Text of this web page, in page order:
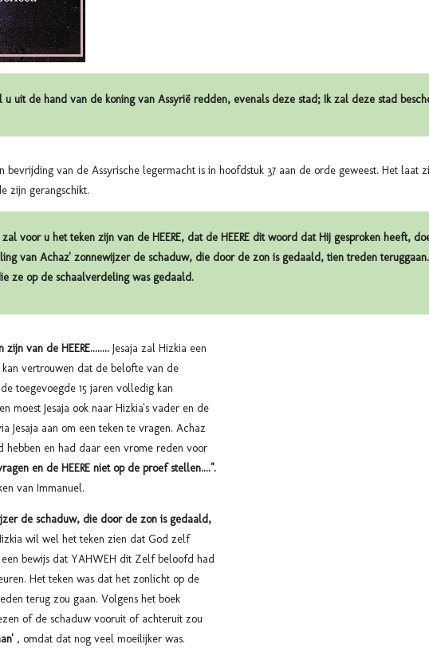
uit de hand van de koning van Assyrië redden, evenals deze stad; Ik zal deze stad
bevrijding van de Assyrische legermacht is in hoofdstuk 37 aan de orde geweest. Het laat
zijn gerangschikt.
voor u het teken zijn van de HEERE, dat de HEERE dit woord dat Hij gesproken heeft,
van Achaz' zonnewijzer de schaduw, die door de zon is gedaald, tien treden
ze op de schaalverdeling was gedaald.
van de HEERE........ Jesaja zal Hizkia een
vertrouwen dat de belofte van de
toegevoegde 15 jaren volledig kan
moest Jesaja ook naar Hizkia's vader en de
Jesaja aan om een teken te vragen. Achaz
hebben en had daar een vrome reden voor
en de HEERE niet op de proef stellen....".
van Immanuel.
de schaduw, die door de zon is gedaald,
wil wel het teken zien dat God zelf
een bewijs dat YAHWEH dit Zelf beloofd had
Het teken was dat het zonlicht op de
terug zou gaan. Volgens het boek
of de schaduw vooruit of achteruit zou
, omdat dat nog veel moeilijker was.